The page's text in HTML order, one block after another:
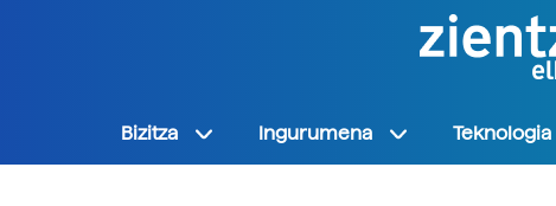
Bizitza Ingurumena Teknologia